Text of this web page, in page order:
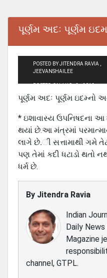
પૂર્ણમ અદઃ પૂર્ણમ
POSTED BY JITENDRA RAVIA ,
JEEVANSHAILEE
POSTED ON AUG - 3 - 2012
પૂર્ણમ અદઃ પૂર્ણમ ઇદમ્નો
* ઇશાવાસ્ય ઉપનિષદના આ
થયાં છે.આ મંત્રમાં
લાગે છે.ી સત્તામાથી ગમે
પણ તેમાં કદી ધટાડો થતો
ધર્મ છે.
By Jitendra Ravia
Indian
Daily
Magazine
channel, GTPL.